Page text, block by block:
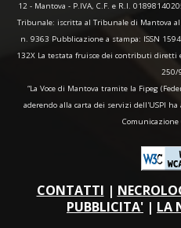
12 - Mantova - P.IVA, C.F. e R.I.
Tribunale: iscritta al Tribunale di Mantova
n. 9363 Pubblicazione a stampa: ISSN
132X La testata fruisce dei contributi diretti
250/
“La Voce di Mantova tramite la Fipeg
aderendo alla carta dei servizi dell'USPI
Comunicazione
CONTATTI |
PUBBLICITA' | LA